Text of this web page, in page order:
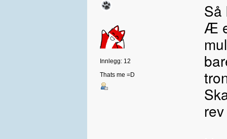
Innlegg: 12
Thats me =D
Så
Æ